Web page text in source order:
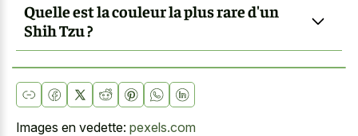
Quelle est la couleur la plus rare d'un
Shih Tzu ?
Images en vedette: pexels.com